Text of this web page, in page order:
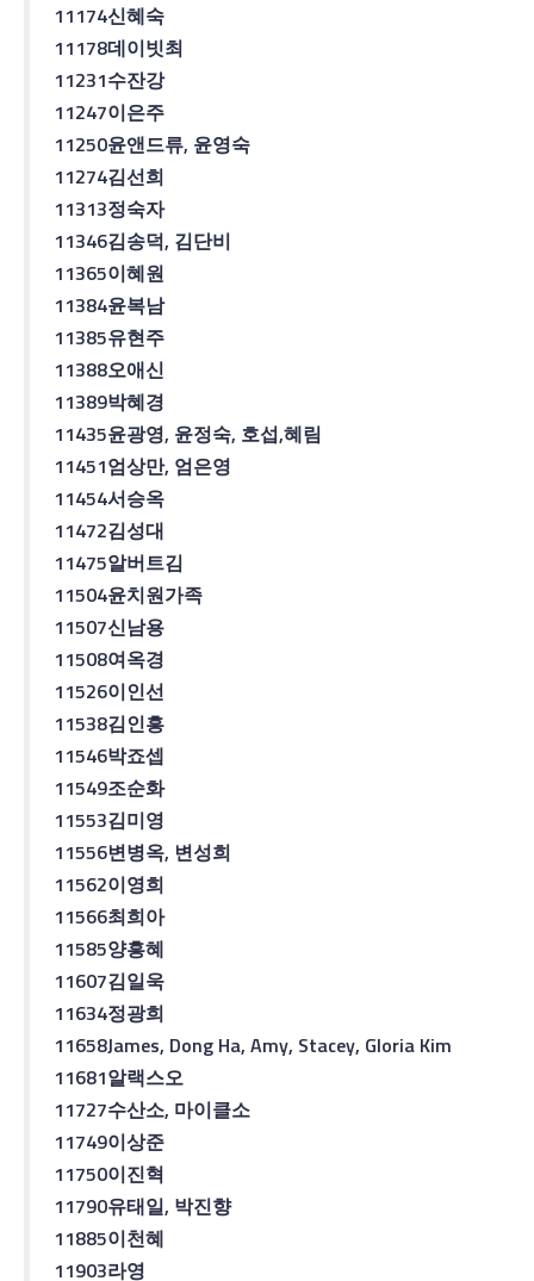
11174신혜숙
11178데이빗최
11231수잔강
11247이은주
11250윤앤드류, 윤영숙
11274김선희
11313정숙자
11346김송덕, 김단비
11365이혜원
11384윤복남
11385유현주
11388오애신
11389박혜경
11435윤광영, 윤정숙, 호섭,혜림
11451엄상만, 엄은영
11454서승옥
11472김성대
11475알버트김
11504윤치원가족
11507신남용
11508여옥경
11526이인선
11538김인흥
11546박죠셉
11549조순화
11553김미영
11556변병옥, 변성희
11562이영희
11566최희아
11585양흥혜
11607김일욱
11634정광희
11658James, Dong Ha, Amy, Stacey, Gloria Kim
11681알랙스오
11727수산소, 마이클소
11749이상준
11750이진혁
11790유태일, 박진향
11885이천혜
11903라영